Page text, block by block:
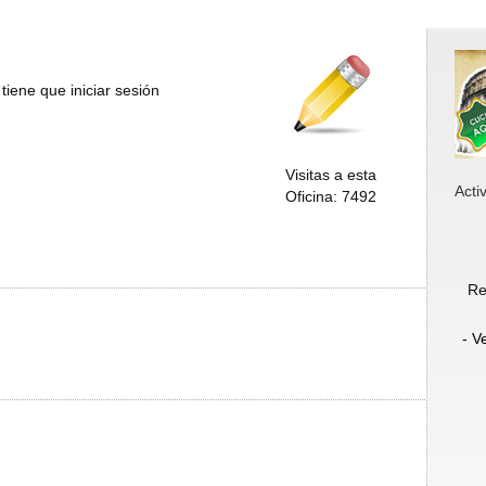
que iniciar sesión
Visitas a esta
Oficina: 7492
-